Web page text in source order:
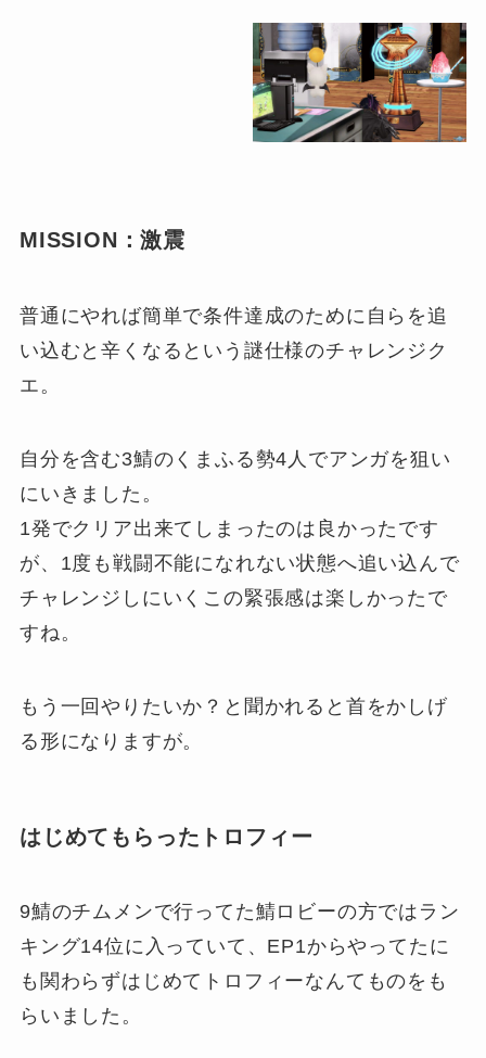
MISSION：激震
普通にやれば簡単で条件達成のために自らを追
い込むと辛くなるという謎仕様のチャレンジク
エ。
自分を含む3鯖のくまふる勢4人でアンガを狙い
にいきました。
1発でクリア出来てしまったのは良かったです
が、1度も戦闘不能になれない状態へ追い込んで
チャレンジしにいくこの緊張感は楽しかったで
すね。
もう一回やりたいか？と聞かれると首をかしげ
る形になりますが。
はじめてもらったトロフィー
9鯖のチムメンで行ってた鯖ロビーの方ではラン
キング14位に入っていて、EP1からやってたに
も関わらずはじめてトロフィーなんてものをも
らいました。